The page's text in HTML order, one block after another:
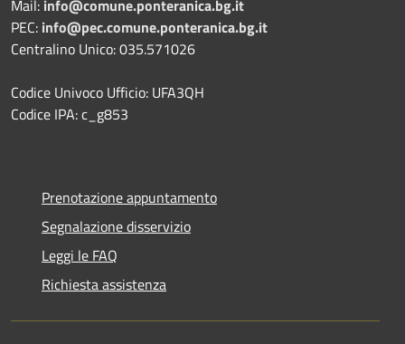
Mail: info@comune.ponteranica.bg.it
PEC: info@pec.comune.ponteranica.bg.it
Centralino Unico: 035.571026
Codice Univoco Ufficio: UFA3QH
Codice IPA: c_g853
Prenotazione appuntamento
Segnalazione disservizio
Leggi le FAQ
Richiesta assistenza